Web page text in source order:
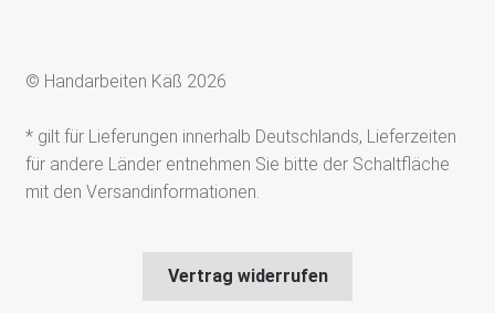
© Handarbeiten Käß 2026
* gilt für Lieferungen innerhalb Deutschlands, Lieferzeiten
für andere Länder entnehmen Sie bitte der Schaltfläche
mit den Versandinformationen.
Vertrag widerrufen